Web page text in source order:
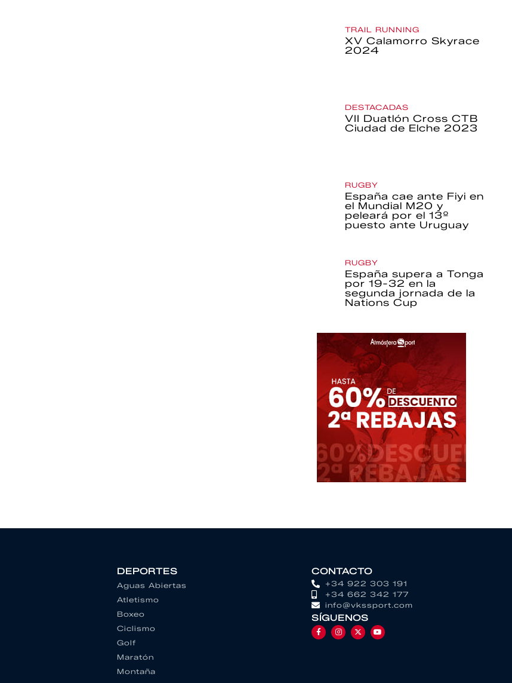
TRAIL RUNNING
XV Calamorro Skyrace
2024
DESTACADAS
VII Duatlón Cross CTB
Ciudad de Elche 2023
RUGBY
España cae ante Fiyi en
el Mundial M20 y
peleará por el 13º
puesto ante Uruguay
RUGBY
España supera a Tonga
por 19-32 en la
segunda jornada de la
Nations Cup
DEPORTES
Aguas Abiertas
Atletismo
Boxeo
Ciclismo
Golf
Maratón
Montaña
CONTACTO
+34 922 303 191
+34 662 342 177
info@vkssport.com
SÍGUENOS